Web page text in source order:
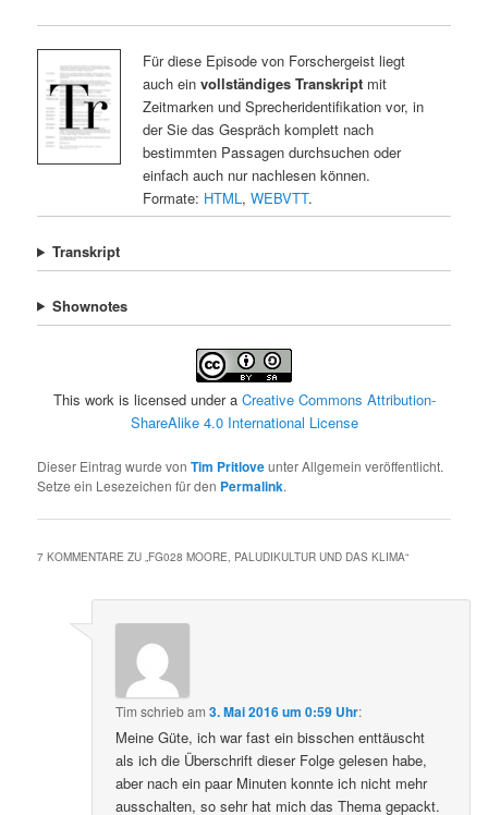
Für diese Episode von Forschergeist liegt
auch ein vollständiges Transkriptmit
Zeitmarken und Sprecheridentifikation vor, in
der Sie das Gespräch komplett nach
bestimmten Passagen durchsuchen oder
einfach auch nur nachlesen können.
Formate: HTML , WEBVTT.
Transkript
Shownotes
This work is licensed under a Creative Commons Attribution-
ShareAlike 4.0 International License
Dieser Eintrag wurde vonTim Pritloveunter Allgemein veröffentlicht.
Setze ein Lesezeichen für den Permalink.
7 KOMMENTARE ZU „FG028 MOORE, PALUDIKULTUR UND DAS KLIMA“
Tim schriebam3. Mai 2016 um 0:59 Uhr:
Meine Güte, ich war fast ein bisschen enttäuscht
als ich die Überschrift dieser Folge gelesen habe,
aber nach ein paar Minuten konnte ich nicht mehr
ausschalten, so sehr hat mich das Thema gepackt.